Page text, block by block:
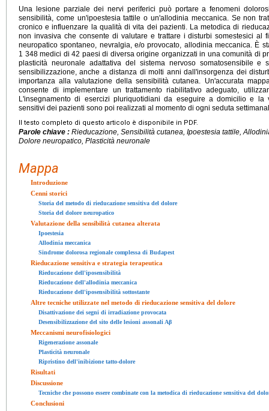
Una lesione parziale dei nervi periferici può portare a fenomeni
sensibilità, come un'ipoestesia tattile o un'allodinia meccanica. Se non
cronico e influenzare la qualità di vita dei pazienti. La metodica di
non invasiva che consente di valutare e trattare i disturbi somestesici al
neuropatico spontaneo, nevralgia, e/o provocato, allodinia meccanica. È
1 348 medici di 42 paesi di diversa origine organizzati in una comunità di
plasticità neuronale adattativa del sistema nervoso somatosensibile e
sensibilizzazione, anche a distanza di molti anni dall'insorgenza dei
importanza alla valutazione della sensibilità cutanea. Un'accurata
consente di implementare un trattamento riabilitativo adeguato,
L'insegnamento di esercizi pluriquotidiani da eseguire a domicilio e la
sensitivi dei pazienti sono poi realizzati al momento di ogni seduta
Il testo completo di questo articolo è disponibile in PDF.
Parole chiave : Rieducazione, Sensibilità cutanea, Ipoestesia tattile,
Dolore neuropatico, Plasticità neuronale
Mappa
Introduzione
Cenni storici
Storia del metodo di rieducazione sensitiva del dolore
Storia del dolore neuropatico
Valutazione della sensibilità cutanea alterata
Ipoestesia
Allodinia meccanica
Sindrome dolorosa regionale complessa di Budapest
Rieducazione sensitiva e strategia terapeutica
Rieducazione dell'iposensibilità
Rieducazione dell'allodinia meccanica
Rieducazione dell'iposensibilità sottostante
Altre tecniche utilizzate nel metodo di rieducazione sensitiva del dolore
Disattivazione dei segni di irradiazione provocata
Desensibilizzazione del sito delle lesioni assonali Aβ
Meccanismi neurofisiologici
Rigenerazione assonale
Plasticità neuronale
Ripristino dell'inibizione tatto-dolore
Risultati
Discussione
Tecniche che possono essere combinate con la metodica di rieducazione sensitiva del
Conclusioni